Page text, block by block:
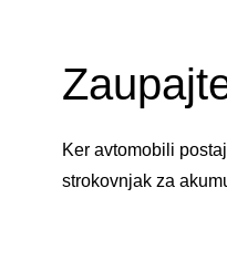
Ker avtomobili
strokovnjak za